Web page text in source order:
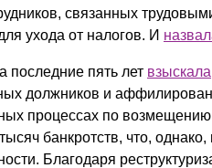
связанных
ухода от налогов. И
последние пять лет взыскала
должников и
процессах по
банкротств, что,
Благодаря